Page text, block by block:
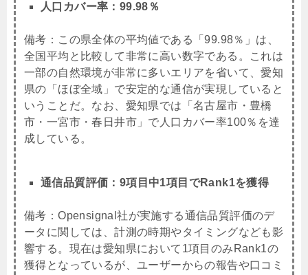
人口カバー率： 99.98 ％
備考：この県全体の平均値である「99.98％」は、
全国平均と比較して非常に高い数字である。これは
一部の自然環境が非常に多いエリアを省いて、愛知
県の「ほぼ全域」で安定的な通信が実現していると
いうことだ。なお、愛知県では「名古屋市・豊橋
市・一宮市・春日井市」で人口カバー率100％を達
成している。
通信品質評価：9項目中1項目でRank1を獲得
備考：Opensignal社が実施する通信品質評価のデ
ータに関しては、計測の時期やタイミングなども影
響する。現在は愛知県において1項目のみRank1の
獲得となっているが、ユーザーからの報告や口コミ